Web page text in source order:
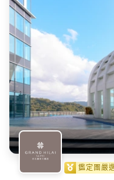
鑑定團嚴